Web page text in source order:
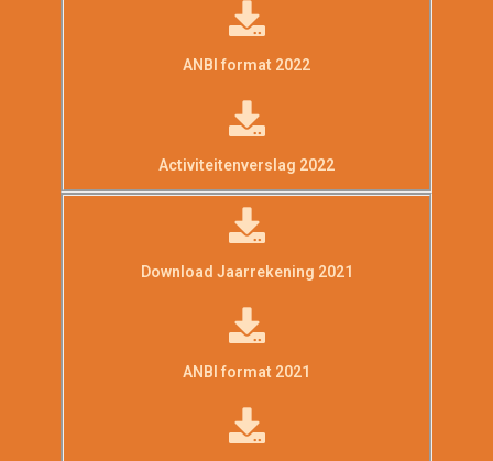
ANBI format 2022
Activiteitenverslag 2022
Download Jaarrekening 2021
ANBI format 2021